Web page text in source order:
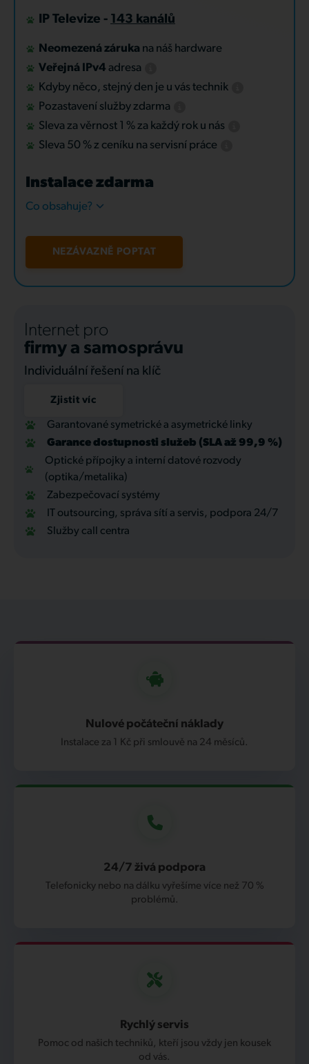
IP Televize - 143 kanálů
Neomezená záruka na náš hardware
Veřejná IPv4 adresa
Kdyby něco, stejný den je u vás technik
Pozastavení služby zdarma
Sleva za věrnost 1 % za každý rok u nás
Sleva 50 % z ceníku na servisní práce
Instalace zdarma
Co obsahuje?
NEZÁVAZNĚ POPTAT
Internet pro
firmy a samosprávu
Individuální řešení na klíč
Zjistit víc
Garantované symetrické a asymetrické linky
Garance dostupnosti služeb (SLA až 99,9 %)
Optické přípojky a interní datové rozvody
(optika/metalika)
Zabezpečovací systémy
IT outsourcing, správa sítí a servis, podpora 24/7
Služby call centra
Nulové počáteční náklady
Instalace za 1 Kč při smlouvě na 24 měsíců.
24/7 živá podpora
Telefonicky nebo na dálku vyřešíme více než 70 %
problémů.
Rychlý servis
Pomoc od našich techniků, kteří jsou vždy jen kousek
od vás.